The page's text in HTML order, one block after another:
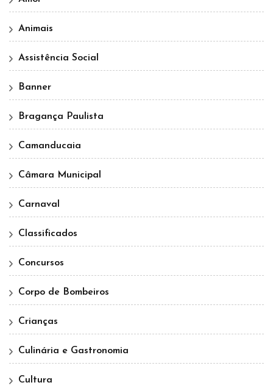
Animais
Assistência Social
Banner
Bragança Paulista
Camanducaia
Câmara Municipal
Carnaval
Classificados
Concursos
Corpo de Bombeiros
Crianças
Culinária e Gastronomia
Cultura